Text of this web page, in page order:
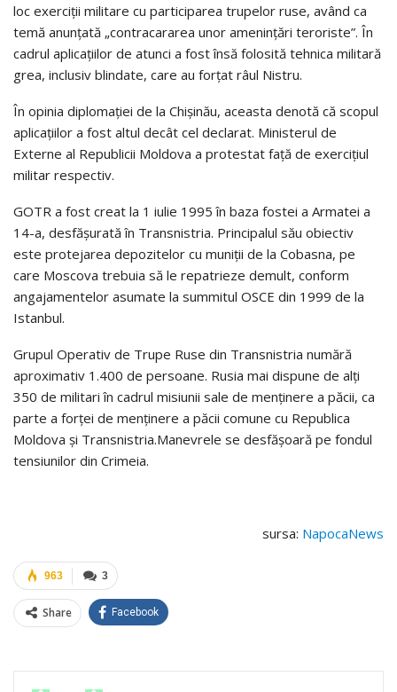
loc exerciţii militare cu participarea trupelor ruse, având ca
temă anunţată „contracararea unor ameninţări teroriste”. În
cadrul aplicaţiilor de atunci a fost însă folosită tehnica militară
grea, inclusiv blindate, care au forţat râul Nistru.
În opinia diplomaţiei de la Chişinău, aceasta denotă că scopul
aplicaţiilor a fost altul decât cel declarat. Ministerul de
Externe al Republicii Moldova a protestat faţă de exerciţiul
militar respectiv.
GOTR a fost creat la 1 iulie 1995 în baza fostei a Armatei a
14-a, desfăşurată în Transnistria. Principalul său obiectiv
este protejarea depozitelor cu muniţii de la Cobasna, pe
care Moscova trebuia să le repatrieze demult, conform
angajamentelor asumate la summitul OSCE din 1999 de la
Istanbul.
Grupul Operativ de Trupe Ruse din Transnistria numără
aproximativ 1.400 de persoane. Rusia mai dispune de alţi
350 de militari în cadrul misiunii sale de menţinere a păcii, ca
parte a forţei de menţinere a păcii comune cu Republica
Moldova şi Transnistria.Manevrele se desfășoară pe fondul
tensiunilor din Crimeia.
sursa: NapocaNews
3
963
Share Facebook